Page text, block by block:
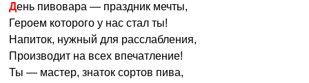
День пивовара — праздник мечты,
Героем которого у нас стал ты!
Напиток, нужный для расслабления,
Производит на всех впечатление!
Ты — мастер, знаток сортов пива,